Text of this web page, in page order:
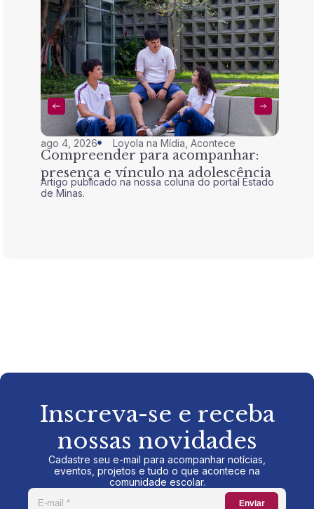
ago 4, 2026 Loyola na Mídia ,Acontece
Compreender para acompanhar:
presença e vínculo na adolescência
Artigo publicado na nossa coluna do portal Estado
de Minas.
Inscreva-se e receba
nossas novidades
Cadastre seu e-mail para acompanhar notícias,
eventos, projetos e tudo o que acontece na
comunidade escolar.
Enviar